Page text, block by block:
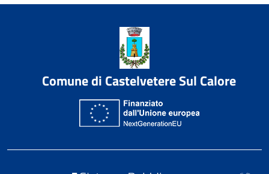
Comune di Castelvetere Sul Calore